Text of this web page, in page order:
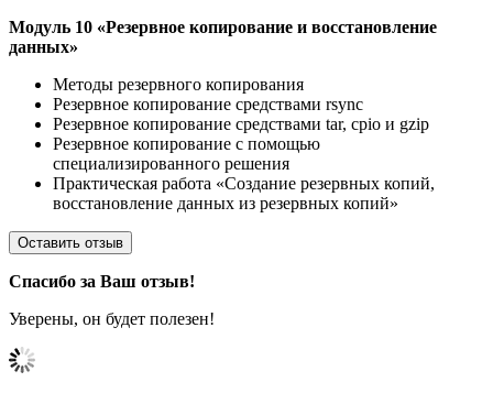
Модуль 10 «Резервное копирование и восстановление
данных»
Методы резервного копирования
Резервное копирование средствами rsync
Резервное копирование средствами tar, cpio и gzip
Резервное копирование с помощью
специализированного решения
Практическая работа «Создание резервных копий,
восстановление данных из резервных копий»
Оставить отзыв
Спасибо за Ваш отзыв!
Уверены, он будет полезен!